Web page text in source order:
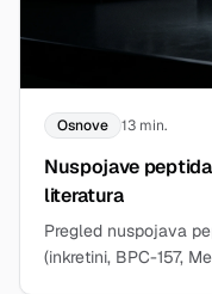
Osnove 13 min.
Nuspojave
literatura
Pregled nuspojava
(inkretini, BPC-157,